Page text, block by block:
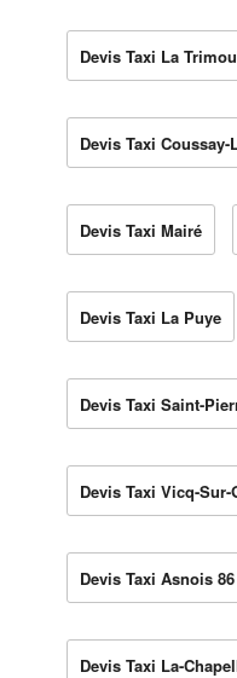
Devis Taxi La
Devis Taxi Coussay-
Devis Taxi Mairé
Devis Taxi La Puye
Devis Taxi Saint-
Devis Taxi Vicq-Sur-
Devis Taxi Asnois 86
Devis Taxi La-